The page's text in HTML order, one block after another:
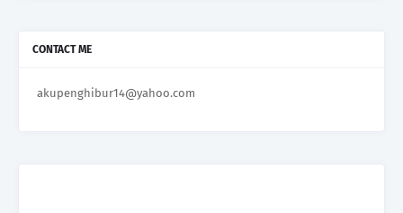
CONTACT ME
akupenghibur14@yahoo.com